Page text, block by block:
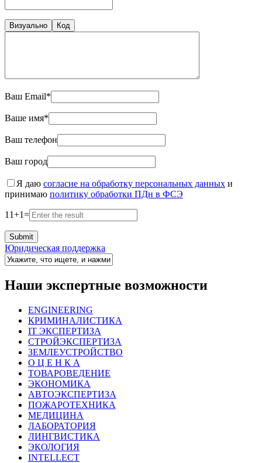
Визуально Код
Ваш Email*
Ваше имя*
Ваш телефон
Ваш город
Я даю согласие на обработку персональных данных и
принимаю политику обработки ПДн в ФСЭ
11+1=
Юридическая поддержка
Наши экспертные возможности
ENGINEERING
КРИМИНАЛИСТИКА
IT ЭКСПЕРТИЗА
СТРОЙЭКСПЕРТИЗА
ЗЕМЛЕУСТРОЙСТВО
О Ц Е Н К А
ТОВАРОВЕДЕНИЕ
ЭКОНОМИКА
АВТОЭКСПЕРТИЗА
ПОЖАРОТЕХНИКА
МЕДИЦИНА
ЛАБОРАТОРИЯ
ЛИНГВИСТИКА
ЭКОЛОГИЯ
INTELLECT